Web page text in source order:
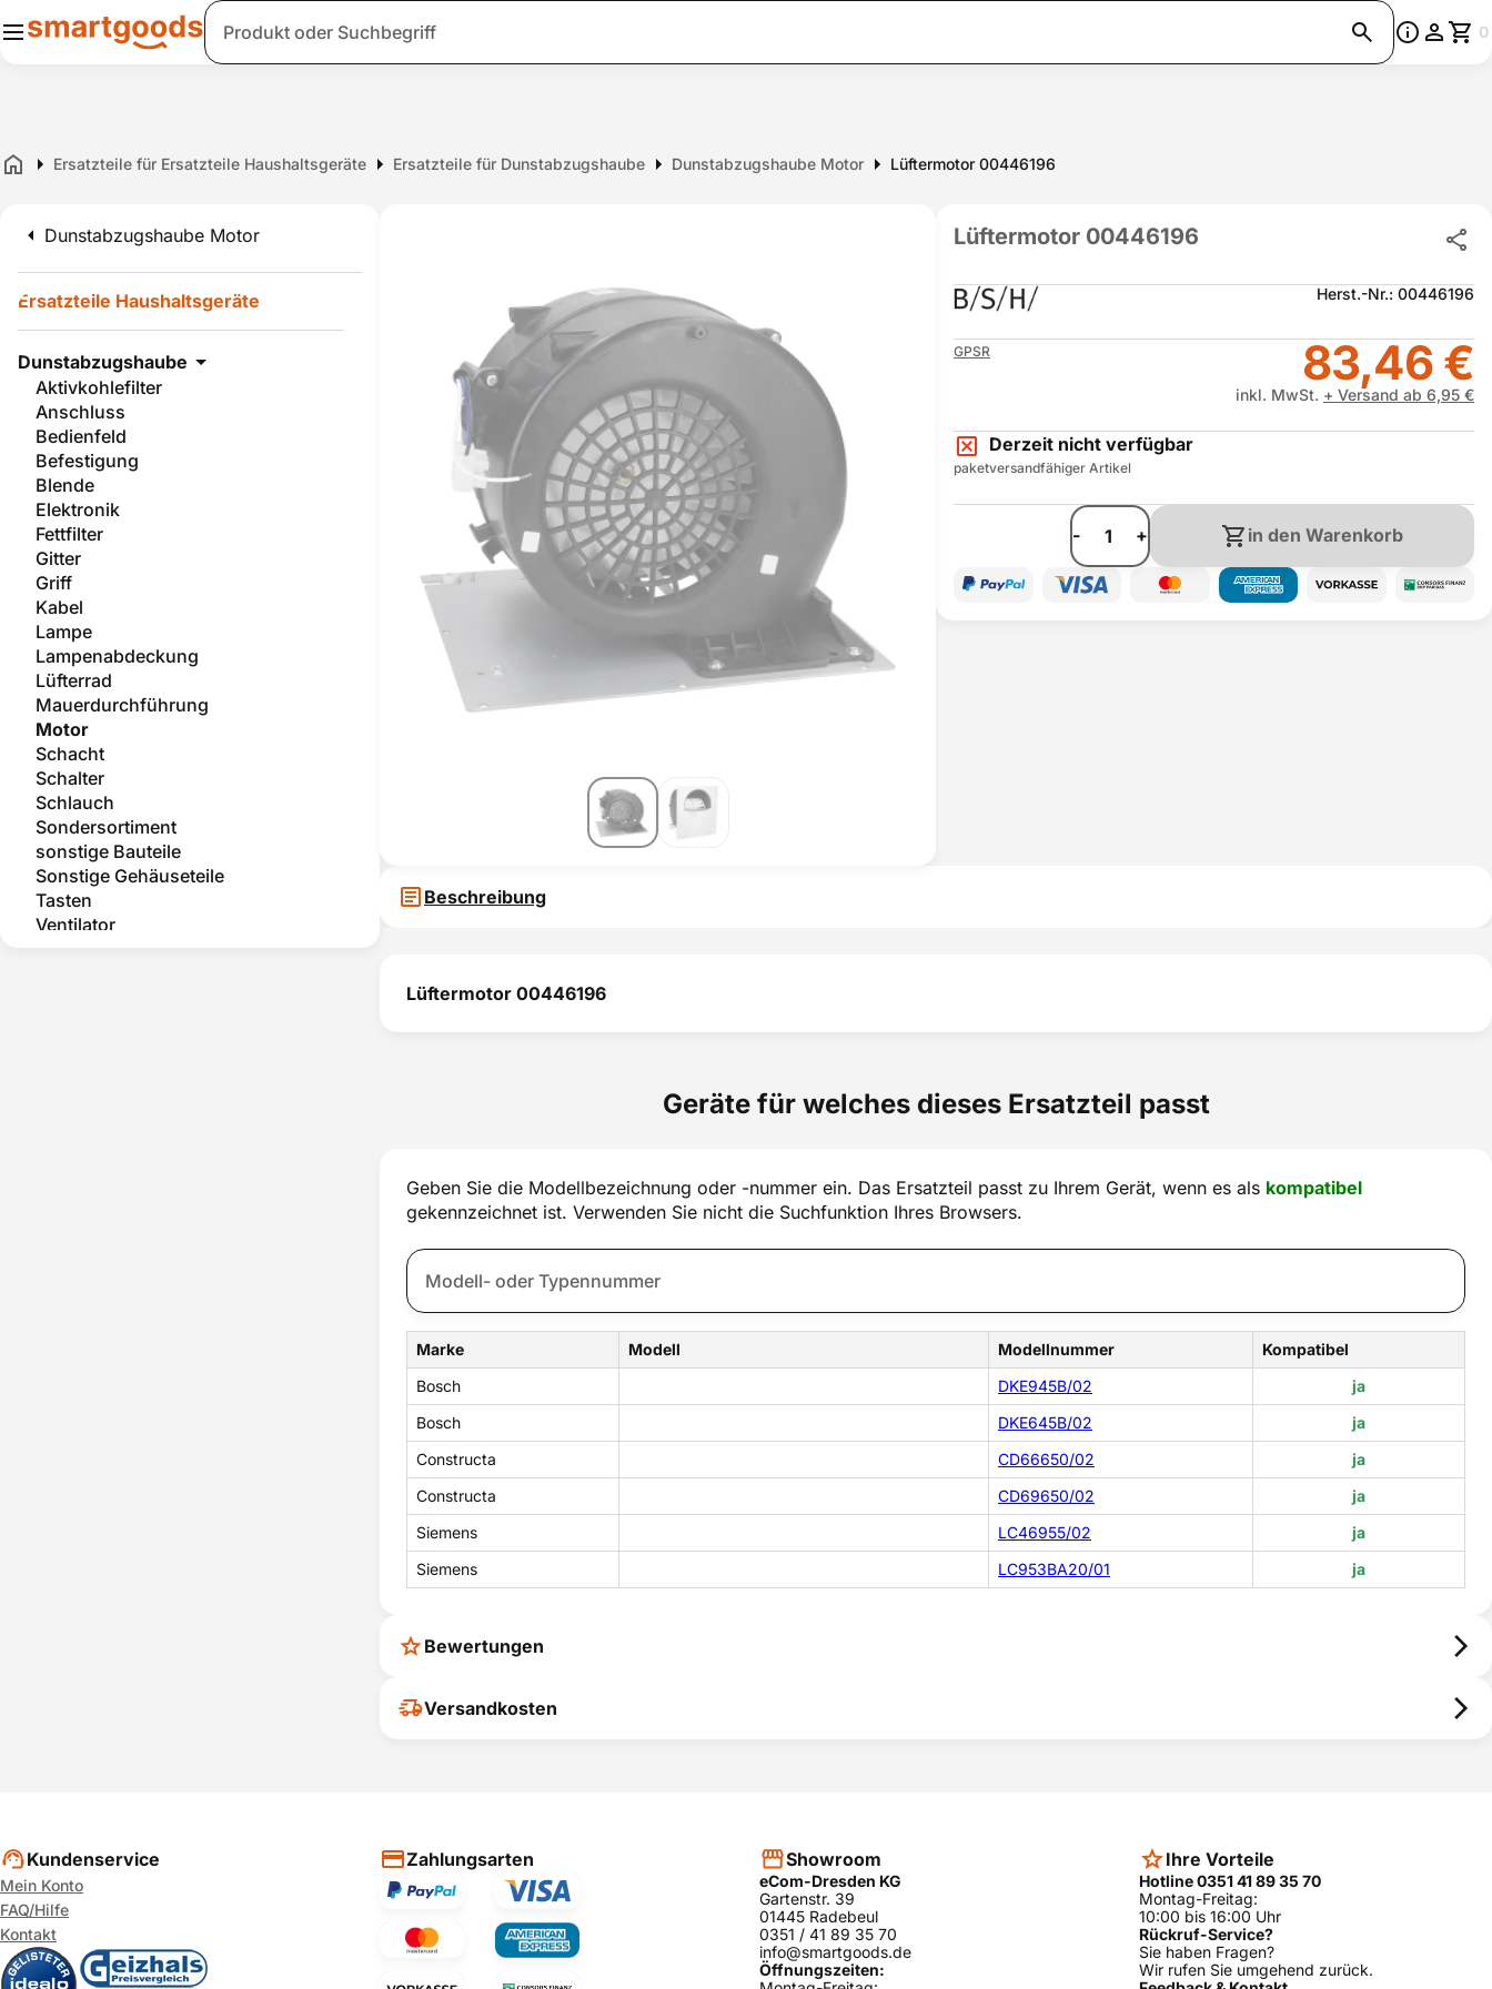
Suche 0
Home Ersatzteile für Ersatzteile Haushaltsgeräte Ersatzteile für Dunstabzugshaube Dunstabzugshaube Motor Lüftermotor 00446196
Dunstabzugshaube Motor
Ersatzteile Haushaltsgeräte
Dunstabzugshaube
Aktivkohlefilter
Anschluss
Bedienfeld
Befestigung
Blende
Elektronik
Fettfilter
Gitter
Griff
Kabel
Lampe
Lampenabdeckung
Lüfterrad
Mauerdurchführung
Motor
Schacht
Schalter
Schlauch
Sondersortiment
sonstige Bauteile
Sonstige Gehäuseteile
Tasten
Ventilator
Lüftermotor 00446196
Herst.-Nr.: 00446196
GPSR 83,46 €
inkl. MwSt. + Versand ab 6,95 €
Derzeit nicht verfügbar
paketversandfähiger Artikel
- + in den Warenkorb
Beschreibung
Lüftermotor 00446196
Geräte für welches dieses Ersatzteil passt
Geben Sie die Modellbezeichnung oder -nummer ein. Das Ersatzteil passt zu Ihrem Gerät, wenn es als kompatibel
gekennzeichnet ist. Verwenden Sie nicht die Suchfunktion Ihres Browsers.
Marke Modell Modellnummer
Kompatibel
Bosch
DKE945B/02
ja
Bosch
DKE645B/02
ja
Constructa
CD66650/02
ja
Constructa
CD69650/02
ja
Siemens
LC46955/02
ja
Siemens
LC953BA20/01 ja
Bewertungen
Ihr Feedback hilft uns, uns ständig zu
Versandkosten
Kundenservice
Mein Konto
FAQ/Hilfe
Kontakt
Zahlungsarten Showroom
eCom-Dresden KG
Gartenstr. 39
01445 Radebeul
0351 / 41 89 35 70
info@smartgoods.de
Öffnungszeiten:
Ihre Vorteile
Hotline 0351 41 89 35 70
Montag-Freitag:
10:00 bis 16:00 Uhr
Rückruf-Service?
Sie haben Fragen?
Wir rufen Sie umgehend zurück.